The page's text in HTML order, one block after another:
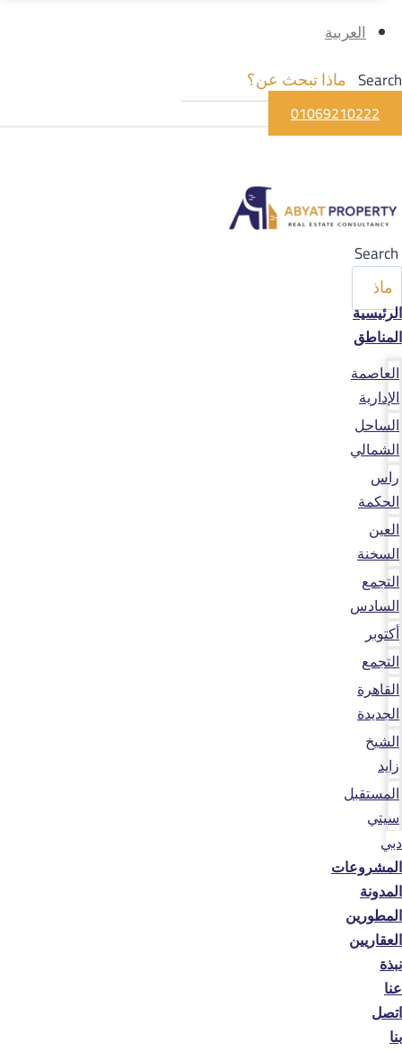
العربية
Search
01069210222
Search
الرئيسية
المناطق
العاصمة
الإدارية
الساحل
الشمالي
راس
الحكمة
العين
السخنة
التجمع
السادس
أكتوبر
التجمع
القاهرة
الجديدة
الشيخ
زايد
المستقبل
سيتي
دبي
المشروعات
المدونة
المطورين
العقاريين
نبذة
عنا
اتصل
بنا